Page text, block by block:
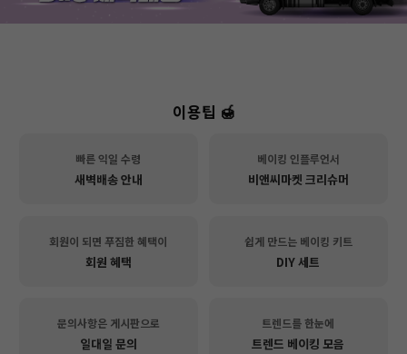
이용팁 🍯
빠른 익일 수령
새벽배송 안내
베이킹 인플루언서
비앤씨마켓 크리슈머
회원이 되면 푸짐한 혜택이
회원 혜택
쉽게 만드는 베이킹 키트
DIY 세트
문의사항은 게시판으로
일대일 문의
트렌드를 한눈에
트렌드 베이킹 모음